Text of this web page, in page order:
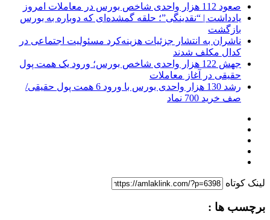
صعود 112 هزار واحدی شاخص بورس در معاملات امروز
یادداشت | “نقدینگی”؛ حلقه گمشده‌ای که دوباره به بورس
بازگشت
ناشران به انتشار جزئیات هزینه‌کرد مسئولیت اجتماعی در
کدال مکلف شدند
جهش 122 هزار واحدی شاخص بورس؛ ورود یک همت پول
حقیقی در آغاز معاملات
رشد 130 هزار واحدی بورس با ورود 6 همت پول حقیقی/
صف خرید 700 نماد
لینک کوتاه
برچسب ها :